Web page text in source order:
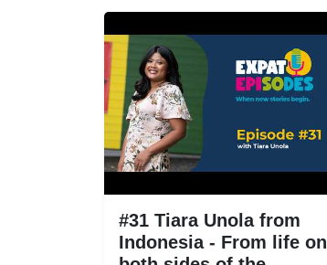
#31 Tiara Unola from
Indonesia - From life on